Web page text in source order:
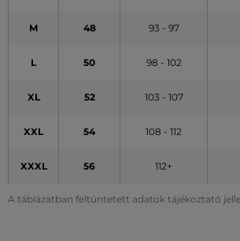
A táblázatban feltüntetett adatok tájékoztató
M 48 93 - 97
L 50 98 - 102
XL 52 103 - 107
XXL 54 108 - 112
XXXL 56 112+